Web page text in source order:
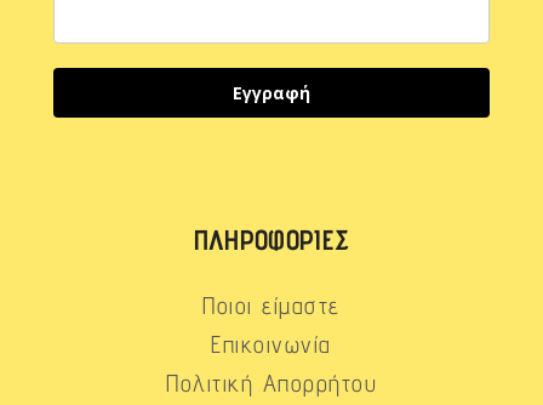
Εγγραφή
ΠΛΗΡΟΦΟΡΊΕΣ
Ποιοι είμαστε
Επικοινωνία
Πολιτική Απορρήτου